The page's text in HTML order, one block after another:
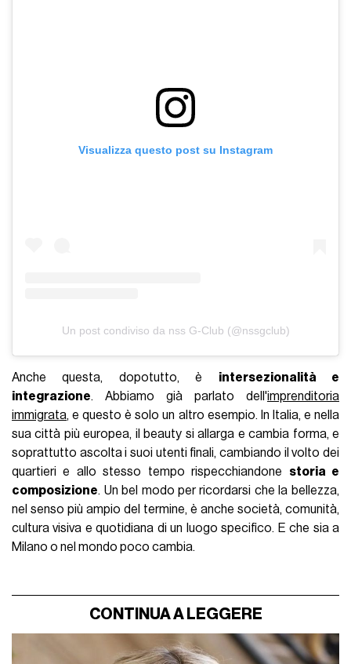
Visualizza questo post su Instagram
Un post condiviso da nss G-Club (@nssgclub)
Anche questa, dopotutto, è intersezionalità e
integrazione. Abbiamo già parlato dell'imprenditoria
immigrata, e questo è solo un altro esempio. In Italia, e nella
sua città più europea, il beauty si allarga e cambia forma, e
soprattutto ascolta i suoi utenti finali, cambiando il volto dei
quartieri e allo stesso tempo rispecchiandone storia e
composizione. Un bel modo per ricordarsi che la bellezza,
nel senso più ampio del termine, è anche società, comunità,
cultura visiva e quotidiana di un luogo specifico. E che sia a
Milano o nel mondo poco cambia.
CONTINUA A LEGGERE